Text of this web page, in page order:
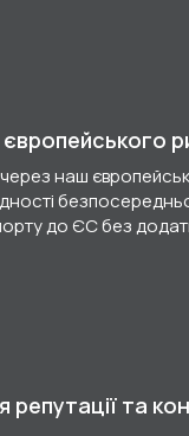
через наш
до ЄС без
репутації та